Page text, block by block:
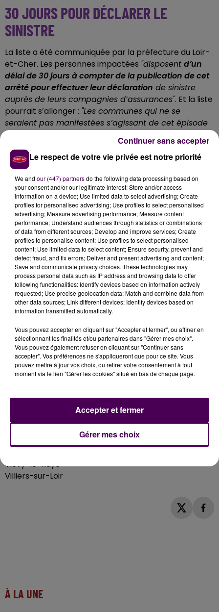
30 JOURS POUR DÉCLARER LE
SINISTRE
La liste a été communiquée par la préfecture du Loir-
et-Cher. Les personnes impactées "disposent d’un
délai de 30 jours à compter de la publication de cet
arrêté pour effectuer leur déclaration de sinistre
auprès de leurs compagnies d’assurances". Et la liste
pourrait s’allonger : "Les communes qui ne se
seraient pas manifestées s’agissant de cet épisode
disposent toujours de la possibilité de déposer une
demande auprès de la préfecture du Loir-et-Cher.
Ces demandes seront instruites dans le cadre de la
procédure classique"
LA LISTE DES COMMUNES
CONCERNÉES
Areines
Artins
Brévainville
Fréteval
Lavardin
Lignières
Lisle
Meslay
Morée
Naveil
Pezou
Les Roches-l'Évêque
Saint-Jacques-des-Guérets
Saint-Jean-Froidmentel
Vievy-le-Rayé
Villiers-sur-Loir
À LA UNE
Le respect de votre vie privée est notre priorité
We and our (447) partnersdo the following data processing based on
your consent and/or our legitimate interest: Store and/or access
information on a device; Use limited data to select advertising; Create
profiles for personalised advertising; Use profiles to select personalised
advertising; Measure advertising performance; Measure content
performance; Understand audiences through statistics or combinations
of data from different sources; Develop and improve services; Create
profiles to personalise content; Use profiles to select personalised
content; Use limited data to select content; Ensure security, prevent and
detect fraud, and fix errors; Deliver and present advertising and content;
Save and communicate privacy choices. These technologies may
process personal data such as IP address and browsing data to offer
following functionalities: Identify devices based on information actively
requested; Use precise geolocation data; Match and combine data from
other data sources; Link different devices; Identify devices based on
information transmitted automatically.
Vous pouvez accepter en cliquant sur "Accepter et fermer", ou affiner en
sélectionnant les finalités et/ou partenaires dans "Gérer mes choix".
Vous pouvez également refuser en cliquant sur "Continuer sans
accepter". Vos préférences ne s'appliqueront que pour ce site. Vous
pouvez mettre à jour vos choix, ou retirer votre consentement à tout
moment via le lien "Gérer les cookies" situé en bas de chaque page.
Gérer mes choix
Accepter et fermer
Continuer sans accepter